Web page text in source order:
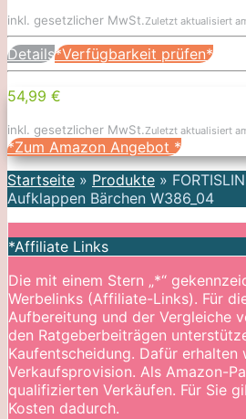
inkl. gesetzlicher MwSt.Zuletzt aktualisiert
Details*Verfügbarkeit prüfen*
54,99 €
inkl. gesetzlicher MwSt.Zuletzt aktualisiert
*Zum Amazon Angebot *
Startseite » Produkte »
Aufklappen Bärchen W386_04
*Affiliate Links
Die mit einem Stern „*“
Werbelinks (Affiliate-Links). Für
Aufbereitung und der Vergleiche
den Ratgeberbeiträgen
Kaufentscheidung. Dafür erhalten
Verkaufsprovision. Als Amazon-
qualifizierten Verkäufen. Für Sie
Kosten dadurch.